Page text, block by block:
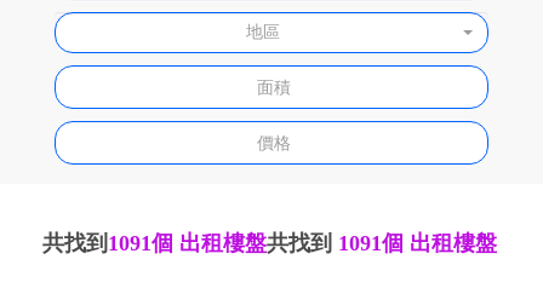
地區
共找到 1091個 出租樓盤共找到 1091個 出租樓盤